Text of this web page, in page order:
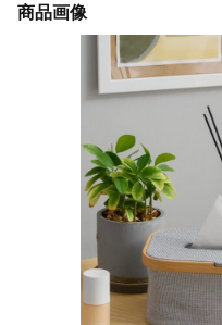
商品画像